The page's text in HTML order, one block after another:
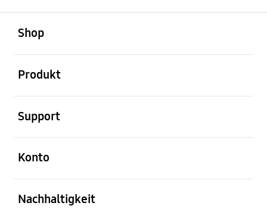
Shop
Produkt
Support
Konto
Nachhaltigkeit